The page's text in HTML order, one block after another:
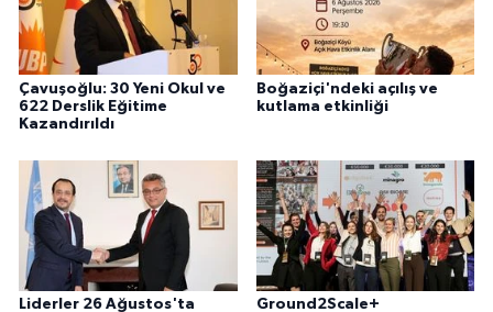
Çavuşoğlu: 30 Yeni Okul ve
622 Derslik Eğitime
Kazandırıldı
Boğaziçi'ndeki açılış ve
kutlama etkinliği
Liderler 26 Ağustos'ta
Ground2Scale+